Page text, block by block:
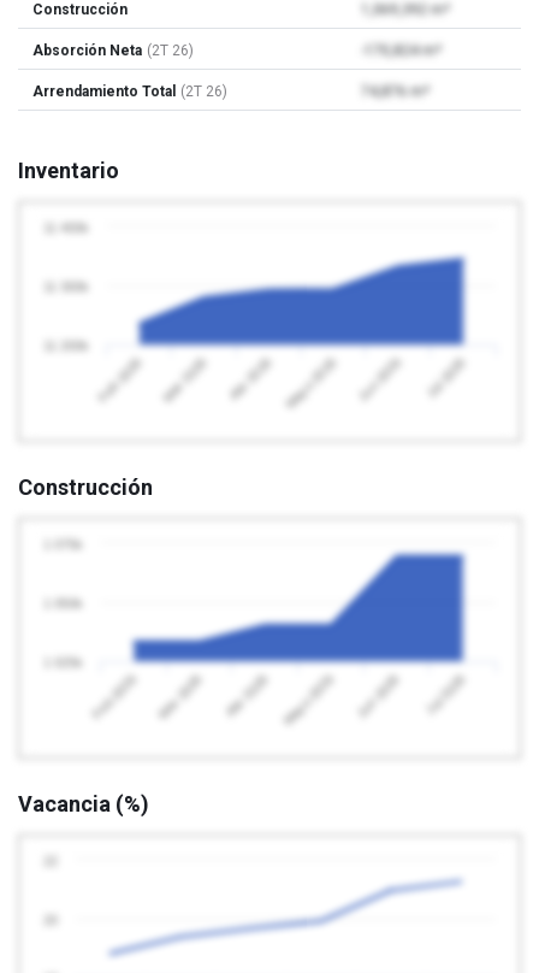
Construcción
Absorción Neta (2T 26)
Arrendamiento Total (2T 26)
Inventario
Feb 2026 Mar 2026 Abr 2026 Mayo 2026 Jun 2026 Jul 2026
Construcción
Feb 2026 Mar 2026 Abr 2026 Mayo 2026 Jun 2026 Jul 2026
Vacancia (%)